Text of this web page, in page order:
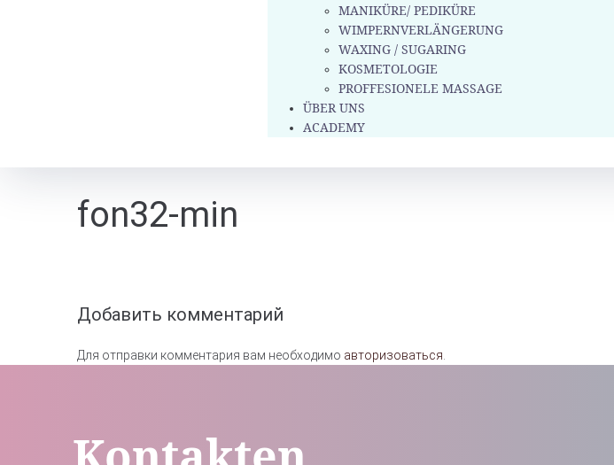
MANIKÜRE/ PEDIKÜRE
WIMPERNVERLÄNGERUNG
WAXING / SUGARING
KOSMETOLOGIE
PROFFESIONELE MASSAGE
ÜBER UNS
ACADEMY
fon32-min
Добавить комментарий
Для отправки комментария вам необходимо авторизоваться.